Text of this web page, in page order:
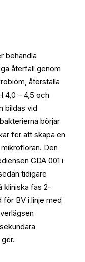
behandla
återfall genom
återställa
4,0 – 4,5 och
bildas vid
börjar
för att skapa en
Den
GDA 001 i
tidigare
kliniska fas 2-
för BV i linje med